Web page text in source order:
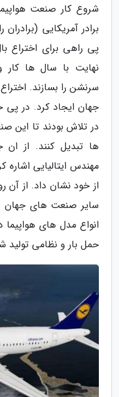
برادر آمریکایی
پی راهی برای اختراع
نهایت با سال ها کار
سرنشن را بسازند.
جهان ایجاد کرد. در پی
در تلاش بودند تا این
ها تبدیل کنند. از ان
مهندس ایتالیایی
از خود نشان داد. از آن
سایر صنعت های جهان
انواع مدل های
حمل بار و نظامی